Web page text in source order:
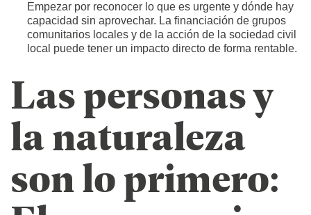
Empezar por reconocer lo que es urgente y dónde hay
capacidad sin aprovechar. La financiación de grupos
comunitarios locales y de la acción de la sociedad civil
local puede tener un impacto directo de forma rentable.
Las personas y
la naturaleza
son lo primero: